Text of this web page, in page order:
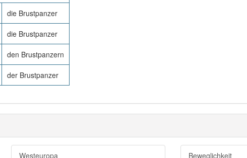
die Brustpanzer
die Brustpanzer
den Brustpanzern
der Brustpanzer
Westeuropa Beweglichkeit